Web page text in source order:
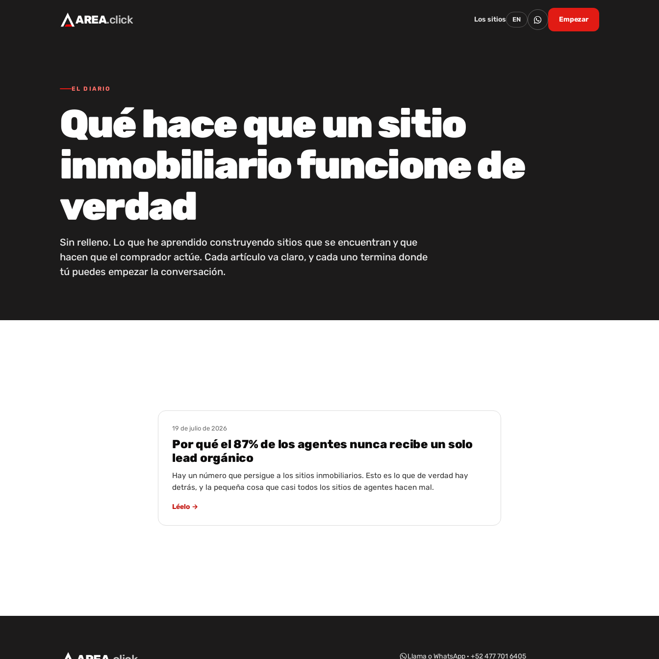
AREA.click Los sitios EN Empezar
EL DIARIO
Qué hace que un sitio
inmobiliario funcione de
verdad
Sin relleno. Lo que he aprendido construyendo sitios que se encuentran y que
hacen que el comprador actúe. Cada artículo va claro, y cada uno termina donde
tú puedes empezar la conversación.
19 de julio de 2026
Por qué el 87% de los agentes nunca recibe un solo
lead orgánico
Hay un número que persigue a los sitios inmobiliarios. Esto es lo que de verdad hay
detrás, y la pequeña cosa que casi todos los sitios de agentes hacen mal.
Léelo →
Llama o WhatsApp · +52 477 701 6405